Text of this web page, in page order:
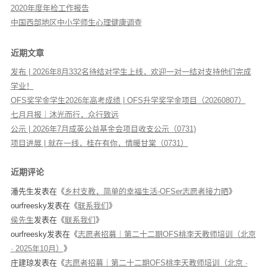
2020年度年检工作报告
中国西部地区中小学师生心理健康调查
近期文章
发布 | 2026年8月332名待结对学生上线，欢迎一对一结对支持他们完成
学业！
OFS奖学金学生2026年高考成绩 | OFS升学奖学金项目（20260807）
七月月报｜沐光而行，众行致远
公示 | 2026年7月成英公益基金会项目收支公示（0731)
项目进展 | 就在一线，桂在有你，情暖甘棠（0731）
近期评论
潘先生发表在《乡村支教，简单的幸福生活-OFSer志愿者接力晒》
ourfreesky发表在《联系我们 》
侯先生发表在《联系我们 》
ourfreesky发表在《志愿者招募｜第二十二期OFS桃李天教师培训（北京
· 2025年10月） 》
庄建琼发表在《志愿者招募｜第二十二期OFS桃李天教师培训（北京 ·